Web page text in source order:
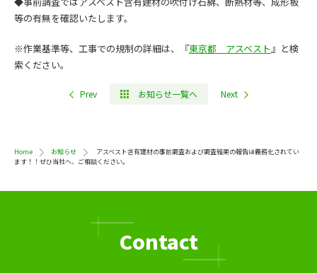
等の有無を確認いたします。
※作業基準等、工事での規制の詳細は、『東京都 アスベスト』と検
索ください。
Prev お知らせ一覧へ Next
Home お知らせ
アスベスト含有建材の事前調査および調査結果の報告は義務化されてい
ます！！ぜひ当社へ、ご相談ください。
Contact